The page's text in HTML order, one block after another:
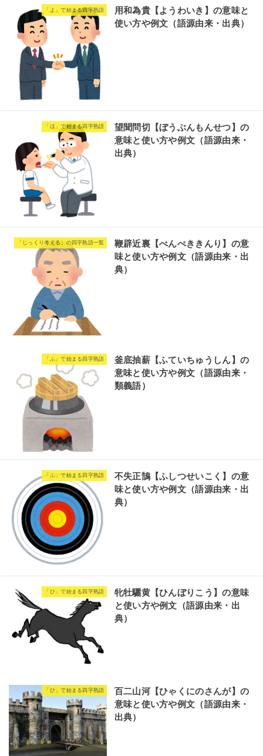
「よ」で始まる四字熟語
用和為貴【ようわいき】の意味と
使い方や例文（語源由来・出典）
「ほ」で始まる四字熟語
望聞問切【ぼうぶんもんせつ】の
意味と使い方や例文（語源由来・
出典）
「じっくり考える」の四字熟語一覧
鞭辟近裏【べんぺききんり】の意
味と使い方や例文（語源由来・出
典）
「ふ」で始まる四字熟語
釜底抽薪【ふていちゅうしん】の
意味と使い方や例文（語源由来・
類義語）
「ふ」で始まる四字熟語
不失正鵠【ふしつせいこく】の意
味と使い方や例文（語源由来・出
典）
「ひ」で始まる四字熟語
牝牡驪黄【ひんぼりこう】の意味
と使い方や例文（語源由来・出
典）
「ひ」で始まる四字熟語
百二山河【ひゃくにのさんが】の
意味と使い方や例文（語源由来・
出典）